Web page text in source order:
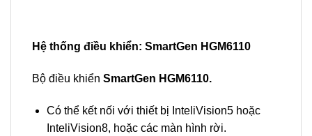
Hệ thống điều khiển: SmartGen HGM6110
Bộ điều khiển SmartGen HGM6110.
Có thể kết nối với thiết bị InteliVision5 hoặc
InteliVision8, hoặc các màn hình rời.